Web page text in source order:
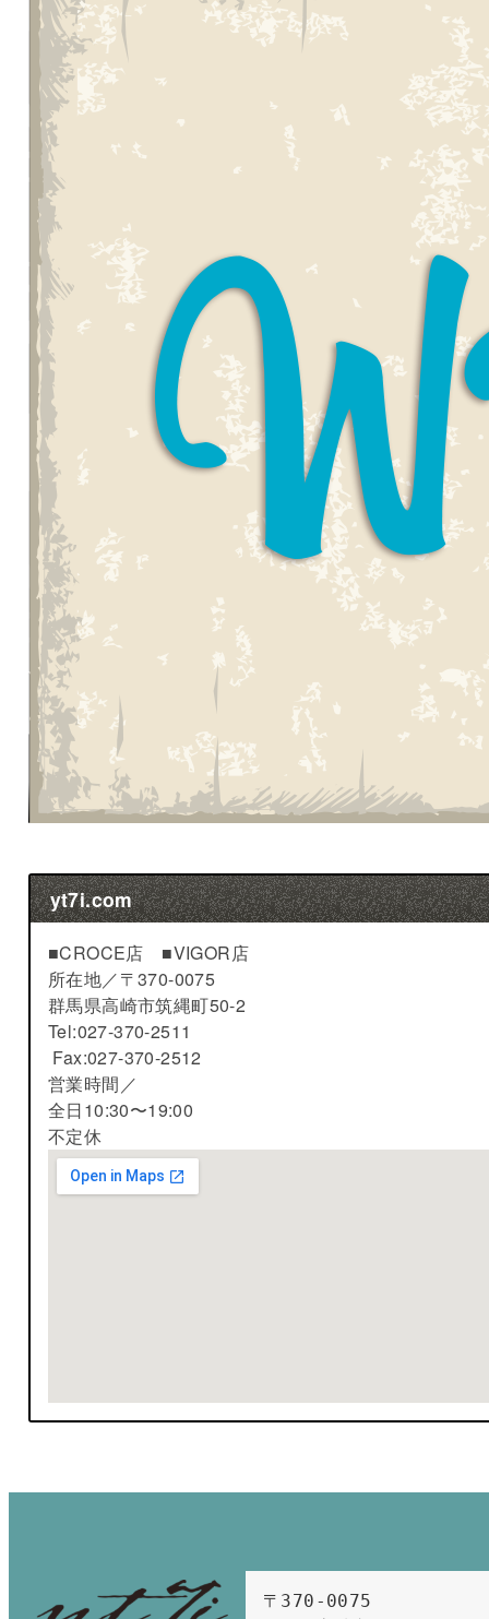
yt7i.com
■CROCE店 ■VIGOR店
所在地／〒370-0075
群馬県高崎市筑縄町50-2
Tel:027-370-2511
Fax:027-370-2512
営業時間／
全日10:30〜19:00
不定休
〒370-0075